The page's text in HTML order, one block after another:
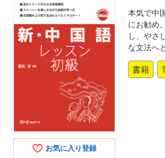
お気に入り登録
本気で中
にお勧め
し、やさ
な文法へ
書籍